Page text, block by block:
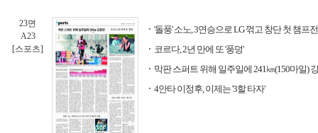
23면
A23
[스포츠]
'돌풍' 소노, 3연승으로 LG 꺾고 창단 첫 챔프
코르다, 2년 만에 또 '풍덩'
막판 스퍼트 위해 일주일에 241㎞(150마일)
4안타 이정후, 이제는 '3할 타자'